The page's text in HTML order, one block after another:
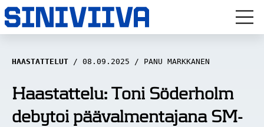
LUUVITONEN
HAASTATTELUT
NÄKÖKULMAT
HAASTATTELUT 08.09.2025 PANU MARKKANEN
Haastattelu: Toni Söderholm
debytoi päävalmentajana SM-